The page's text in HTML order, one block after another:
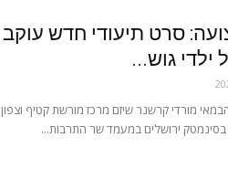
סרט תיעודי חדש עוקב
ילדי גוש...
מורדי קרשנר שיזם מרכז מורשת קטיף וצפון
ירושלים במעמד שר התרבות...